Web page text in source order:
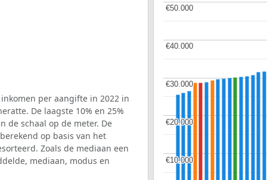
per aangifte in 2022 in
De laagste 10% en 25%
de schaal op de meter. De
op basis van het
Zoals de mediaan een
mediaan, modus en
€10.000
€10.000
€20.000
€20.000
€30.000
€30.000
€40.000
€40.000
€50.000
€50.000